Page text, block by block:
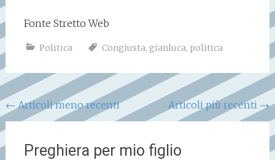
Fonte Stretto Web
Politica Congiusta, gianluca, politica
Navigazione
articoli
← Articoli meno recenti Articoli più recenti →
Preghiera per mio figlio